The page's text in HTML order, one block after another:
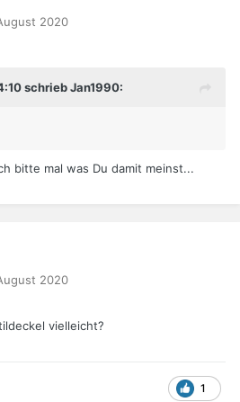
2020
schrieb Jan1990:
bitte mal was Du damit meinst...
2020
vielleicht?
1